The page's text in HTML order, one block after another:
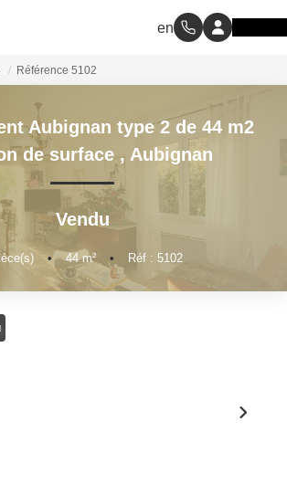
À VENDRE
À LOUER
NOS MÉTIERS
Transaction
Gestion Locative
Référence 5102
Aubignan type 2 de 44 m2
de surface, Aubignan
Vendu
• 44m² • Réf : 5102